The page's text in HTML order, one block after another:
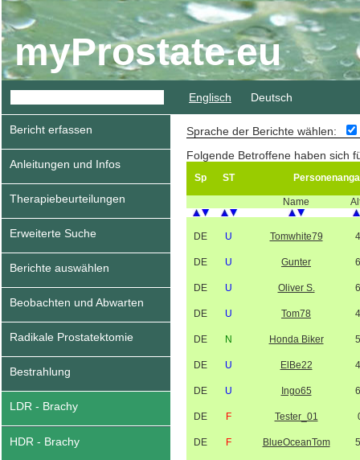
myProstate.eu
Englisch Deutsch
Bericht erfassen
Anleitungen und Infos
Therapiebeurteilungen
Erweiterte Suche
Berichte auswählen
Beobachten und Abwarten
Radikale Prostatektomie
Bestrahlung
LDR - Brachy
HDR - Brachy
Sprache der Berichte wählen:
Folgende Betroffene haben sich
Sp ST
Name
DE U Tomwhite79
DE U Gunter
DE U Oliver S.
DE U Tom78
DE N Honda Biker
DE U ElBe22
DE U Ingo65
DE F Tester_01
DE F BlueOceanTom